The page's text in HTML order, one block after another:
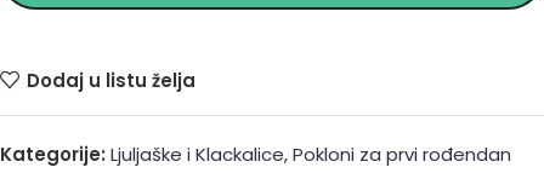
Dodaj u listu želja
Kategorije: Ljuljaške i Klackalice,Pokloni za prvi rođendan